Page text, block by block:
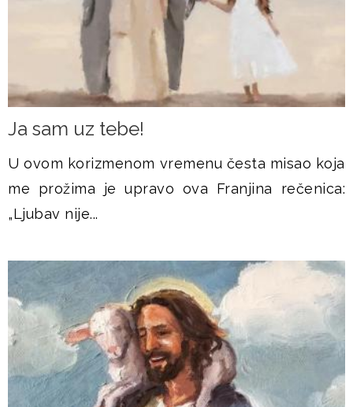
Ja sam uz tebe!
U ovom korizmenom vremenu česta misao koja
me prožima je upravo ova Franjina rečenica:
„Ljubav nije...